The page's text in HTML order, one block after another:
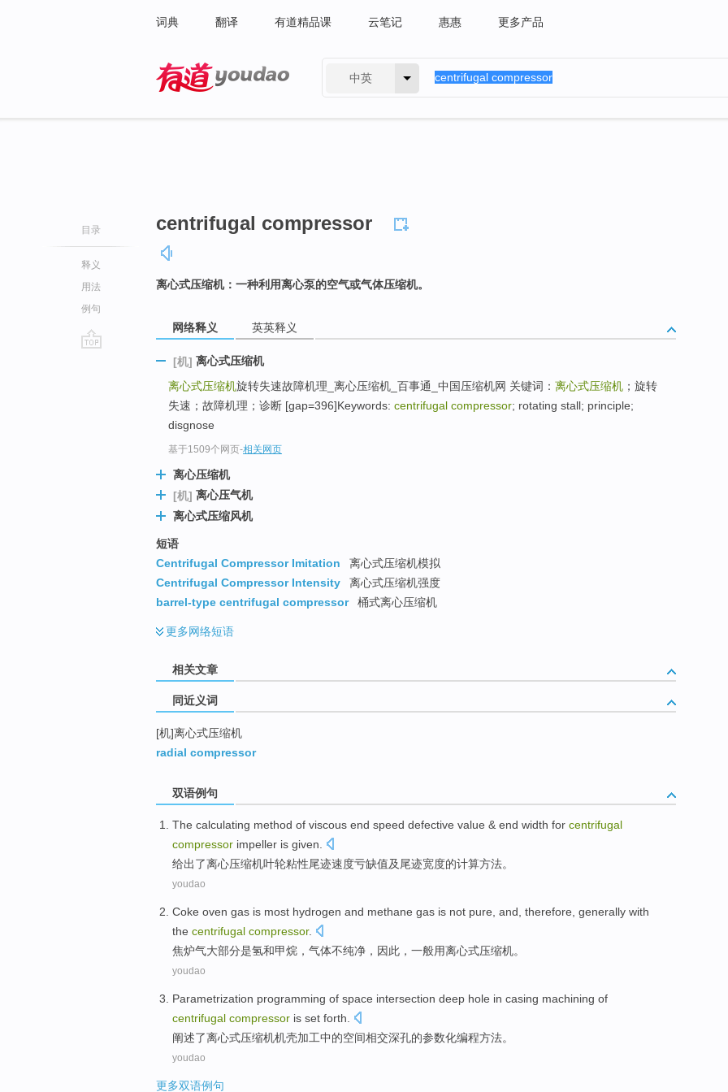
词典 翻译 有道精品课 云笔记 惠惠 更多产品
中英
目录
释义
用法
例句
centrifugal compressor
离心式压缩机：一种利用离心泵的空气或气体压缩机。
网络释义 英英释义
[机] 离心式压缩机
离心式压缩机旋转失速故障机理_离心压缩机_百事通_中国压缩机网 关键词： 离心式压缩机 ；旋转
失速；故障机理；诊断 [gap=396]Keywords: centrifugal compressor; rotating stall; principle;
disgnose
基于1509个网页-相关网页
离心压缩机
[机] 离心压气机
离心式压缩风机
短语
Centrifugal Compressor Imitation
离心式压缩机模拟
Centrifugal Compressor Intensity
离心式压缩机强度
barrel-type centrifugal compressor
桶式离心压缩机
更多网络短语
相关文章
同近义词
[机]离心式压缩机
radial compressor
双语例句
The calculating method of viscous end speed defective value & end width for centrifugal
compressor impeller is given.
给出了离心压缩机叶轮粘性尾迹速度亏缺值及尾迹宽度的计算方法。
youdao
Coke oven gas is most hydrogen and methane gas is not pure, and, therefore, generally with
the centrifugal compressor.
焦炉气大部分是氢和甲烷 ， 气体不纯净 ， 因此 ， 一般用离心式压缩机。
youdao
Parametrization programming of space intersection deep hole in casing machining of
centrifugal compressor is set forth.
阐述了离心式压缩机机壳加工中的空间相交深孔的参数化编程方法。
youdao
更多双语例句